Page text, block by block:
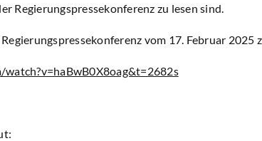
Regierungspressekonferenz zu lesen sind.
Regierungspressekonferenz vom 17. Februar